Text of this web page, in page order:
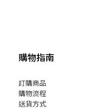
購物指南
訂購商品
購物流程
送貨方式